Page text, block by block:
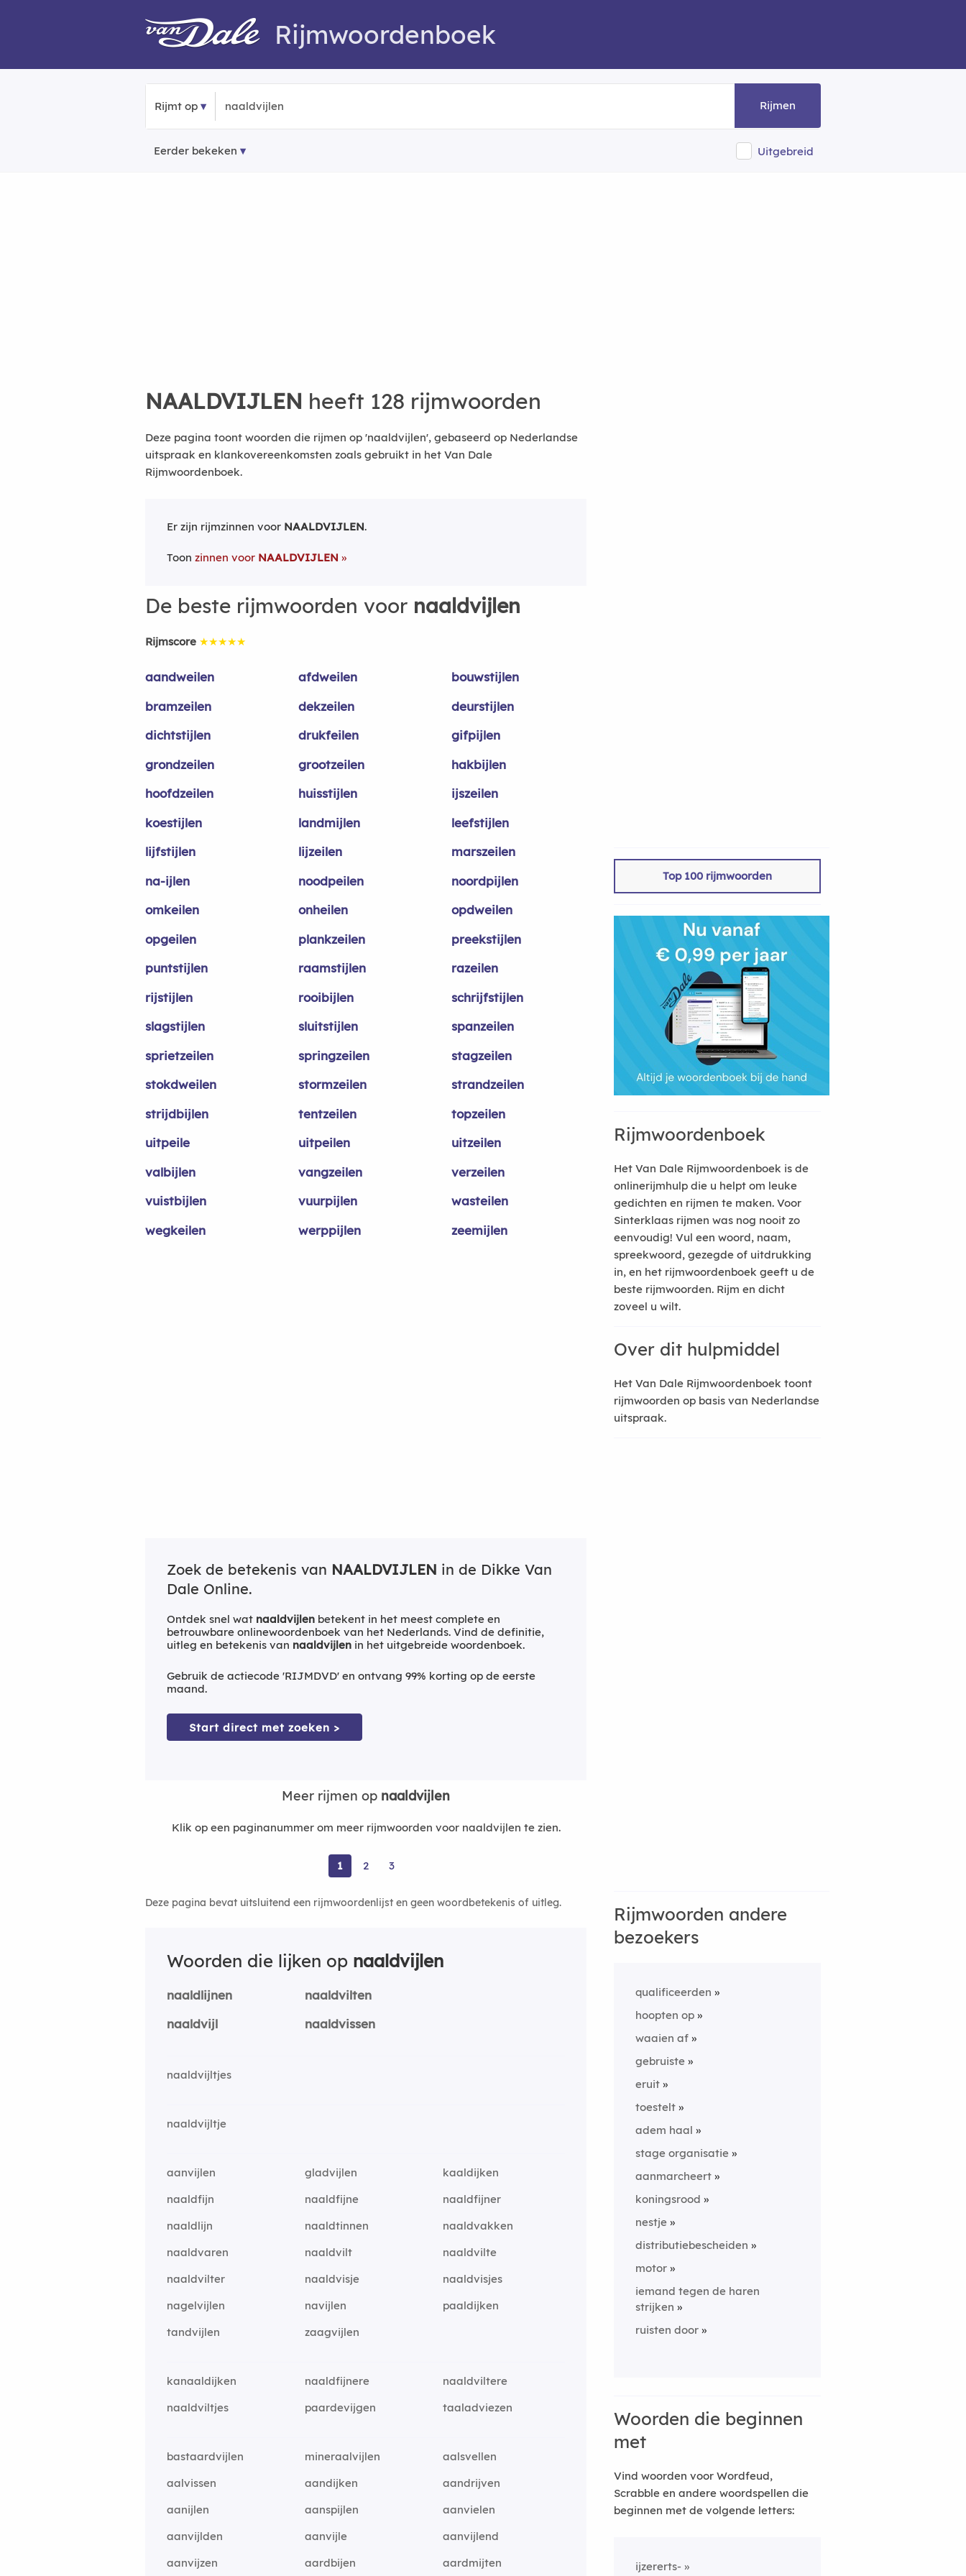
Rijmwoordenboek
Rijmt op Rijmen
Eerder bekeken Uitgebreid
NAALDVIJLEN heeft 128 rijmwoorden
Deze pagina toont woorden die rijmen op 'naaldvijlen', gebaseerd op Nederlandse
uitspraak en klankovereenkomsten zoals gebruikt in het Van Dale
Rijmwoordenboek.
Er zijn rijmzinnen voor NAALDVIJLEN.
Toon zinnen voor NAALDVIJLEN
De beste rijmwoorden voor naaldvijlen
Rijmscore ★★★★★
aandweilen afdweilen
bouwstijlen
bramzeilen
dekzeilen
deurstijlen
dichtstijlen
drukfeilen
gifpijlen
grondzeilen
grootzeilen
hakbijlen
hoofdzeilen
huisstijlen
ijszeilen
koestijlen
landmijlen
leefstijlen
lijfstijlen
lijzeilen
marszeilen
na-ijlen
noodpeilen
noordpijlen
omkeilen
onheilen
opdweilen
opgeilen
plankzeilen
preekstijlen
puntstijlen
raamstijlen
razeilen
rijstijlen
rooibijlen
schrijfstijlen
slagstijlen
sluitstijlen
spanzeilen
sprietzeilen
springzeilen
stagzeilen
stokdweilen
stormzeilen
strandzeilen
strijdbijlen
tentzeilen
topzeilen
uitpeile
uitpeilen
uitzeilen
valbijlen
vangzeilen
verzeilen
vuistbijlen
vuurpijlen
wasteilen
wegkeilen
werppijlen zeemijlen
Zoek de betekenis van NAALDVIJLEN in de Dikke Van
Dale Online.
Ontdek snel wat naaldvijlen betekent in het meest complete en
betrouwbare onlinewoordenboek van het Nederlands. Vind de definitie,
uitleg en betekenis van naaldvijlen in het uitgebreide woordenboek.
Gebruik de actiecode 'RIJMDVD' en ontvang 99% korting op de eerste
maand.
Start direct met zoeken >
Meer rijmen op naaldvijlen
Klik op een paginanummer om meer rijmwoorden voor naaldvijlen te zien.
1 2 3
Deze pagina bevat uitsluitend een rijmwoordenlijst en geen woordbetekenis of uitleg.
Woorden die lijken op naaldvijlen
naaldlijnen
naaldvilten
naaldvijl
naaldvissen
naaldvijltjes
naaldvijltje
aanvijlen gladvijlen
kaaldijken
naaldfijn
naaldfijne
naaldfijner
naaldlijn
naaldtinnen
naaldvakken
naaldvaren
naaldvilt
naaldvilte
naaldvilter
naaldvisje
naaldvisjes
nagelvijlen
navijlen
paaldijken
tandvijlen
zaagvijlen
kanaaldijken naaldfijnere
naaldviltere
naaldviltjes
paardevijgen taaladviezen
bastaardvijlen mineraalvijlen
aalsvellen
aalvissen
aandijken
aandrijven
aanijlen
aanspijlen
aanvielen
aanvijlden
aanvijle
aanvijlend
aanvijzen
aardbijen aardmijten
Top 100 rijmwoorden
Rijmwoordenboek
Het Van Dale Rijmwoordenboek is de
onlinerijmhulp die u helpt om leuke
gedichten en rijmen te maken. Voor
Sinterklaas rijmen was nog nooit zo
eenvoudig! Vul een woord, naam,
spreekwoord, gezegde of uitdrukking
in, en het rijmwoordenboek geeft u de
beste rijmwoorden. Rijm en dicht
zoveel u wilt.
Over dit hulpmiddel
Het Van Dale Rijmwoordenboek toont
rijmwoorden op basis van Nederlandse
uitspraak.
Rijmwoorden andere
bezoekers
qualificeerden
hoopten op
waaien af
gebruiste
eruit
toestelt
adem haal
stage organisatie
aanmarcheert
koningsrood
nestje
distributiebescheiden
motor
iemand tegen de haren
strijken
ruisten door
Woorden die beginnen
met
Vind woorden voor Wordfeud,
Scrabble en andere woordspellen die
beginnen met de volgende letters:
ijzererts-